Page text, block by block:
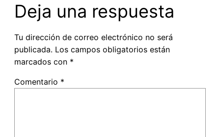
Deja una respuesta
Tu dirección de correo electrónico no será
publicada. Los campos obligatorios están
marcados con *
Comentario *